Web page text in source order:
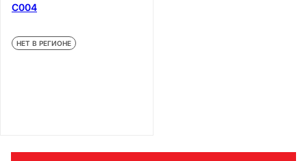
C004
НЕТ В РЕГИОНЕ